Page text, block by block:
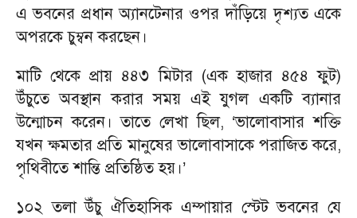
এ ভবনের প্রধান অ্যানটেনার ওপর দাঁড়িয়ে দৃশ্যত একে
অপরকে চুম্বন করছেন।
মাটি থেকে প্রায় ৪৪৩ মিটার (এক হাজার ৪৫৪ ফুট)
উঁচুতে অবস্থান করার সময় এই যুগল একটি ব্যানার
উন্মোচন করেন। তাতে লেখা ছিল, ‘ভালোবাসার শক্তি
যখন ক্ষমতার প্রতি মানুষের ভালোবাসাকে পরাজিত করে,
পৃথিবীতে শান্তি প্রতিষ্ঠিত হয়।’
১০২ তলা উঁচু ঐতিহাসিক এম্পায়ার স্টেট ভবনের যে